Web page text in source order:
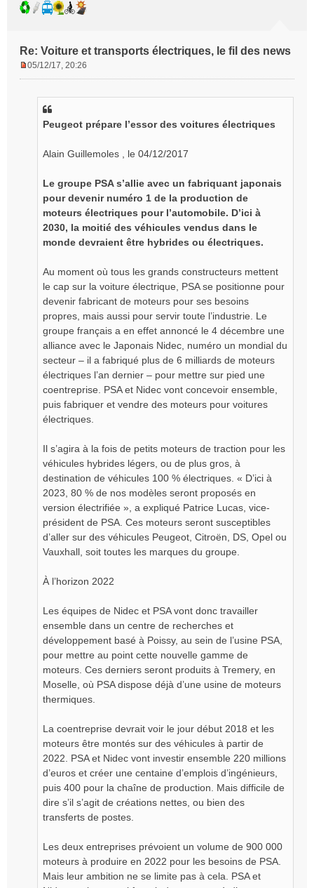
Re: Voiture et transports électriques, le fil des news
05/12/17, 20:26
Peugeot prépare l’essor des voitures électriques
Alain Guillemoles , le 04/12/2017
Le groupe PSA s’allie avec un fabriquant japonais
pour devenir numéro 1 de la production de
moteurs électriques pour l’automobile. D’ici à
2030, la moitié des véhicules vendus dans le
monde devraient être hybrides ou électriques.
Au moment où tous les grands constructeurs mettent
le cap sur la voiture électrique, PSA se positionne pour
devenir fabricant de moteurs pour ses besoins
propres, mais aussi pour servir toute l’industrie. Le
groupe français a en effet annoncé le 4 décembre une
alliance avec le Japonais Nidec, numéro un mondial du
secteur – il a fabriqué plus de 6 milliards de moteurs
électriques l’an dernier – pour mettre sur pied une
coentreprise. PSA et Nidec vont concevoir ensemble,
puis fabriquer et vendre des moteurs pour voitures
électriques.
Il s’agira à la fois de petits moteurs de traction pour les
véhicules hybrides légers, ou de plus gros, à
destination de véhicules 100 % électriques. « D’ici à
2023, 80 % de nos modèles seront proposés en
version électrifiée », a expliqué Patrice Lucas, vice-
président de PSA. Ces moteurs seront susceptibles
d’aller sur des véhicules Peugeot, Citroën, DS, Opel ou
Vauxhall, soit toutes les marques du groupe.
À l’horizon 2022
Les équipes de Nidec et PSA vont donc travailler
ensemble dans un centre de recherches et
développement basé à Poissy, au sein de l’usine PSA,
pour mettre au point cette nouvelle gamme de
moteurs. Ces derniers seront produits à Tremery, en
Moselle, où PSA dispose déjà d’une usine de moteurs
thermiques.
La coentreprise devrait voir le jour début 2018 et les
moteurs être montés sur des véhicules à partir de
2022. PSA et Nidec vont investir ensemble 220 millions
d’euros et créer une centaine d’emplois d’ingénieurs,
puis 400 pour la chaîne de production. Mais difficile de
dire s’il s’agit de créations nettes, ou bien des
transferts de postes.
Les deux entreprises prévoient un volume de 900 000
moteurs à produire en 2022 pour les besoins de PSA.
Mais leur ambition ne se limite pas à cela. PSA et